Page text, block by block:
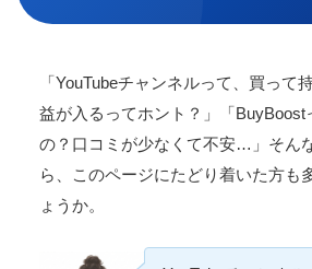
「YouTubeチャンネルって、買って
益が入るってホント？」「BuyBoost
の？口コミが少なくて不安…」そん
ら、このページにたどり着いた方も
ょうか。